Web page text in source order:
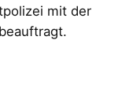
mit der